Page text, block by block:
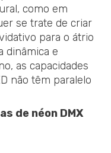
como em
se trate de criar
para o átrio
dinâmica e
as capacidades
não têm paralelo
de néon DMX